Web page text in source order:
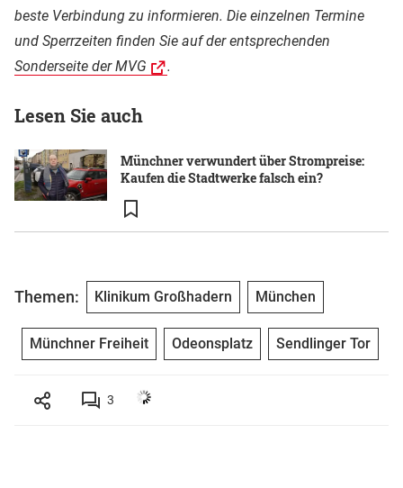
beste Verbindung zu informieren. Die einzelnen Termine
und Sperrzeiten finden Sie auf der entsprechenden
Sonderseite der MVG
.
Lesen Sie auch
Münchner verwundert über Strompreise:
Kaufen die Stadtwerke falsch ein?
Themen: Klinikum Großhadern München
Münchner Freiheit Odeonsplatz Sendlinger Tor
3